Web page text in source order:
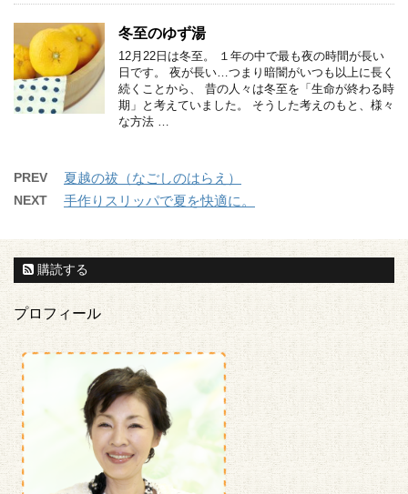
冬至のゆず湯
12月22日は冬至。 １年の中で最も夜の時間が長い
日です。 夜が長い…つまり暗闇がいつも以上に長く
続くことから、 昔の人々は冬至を「生命が終わる時
期」と考えていました。 そうした考えのもと、様々
な方法 …
PREV 夏越の祓（なごしのはらえ）
NEXT 手作りスリッパで夏を快適に。
購読する
プロフィール